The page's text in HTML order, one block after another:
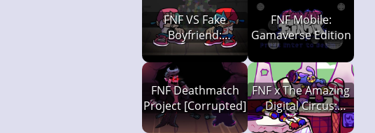
FNF VS Fake
Boyfriend:
Confronting
Yourself
FNF Mobile:
Gamaverse Edition
FNF Deathmatch
Project [Corrupted]
FNF x The Amazing
Digital Circus:
Candy Carrier